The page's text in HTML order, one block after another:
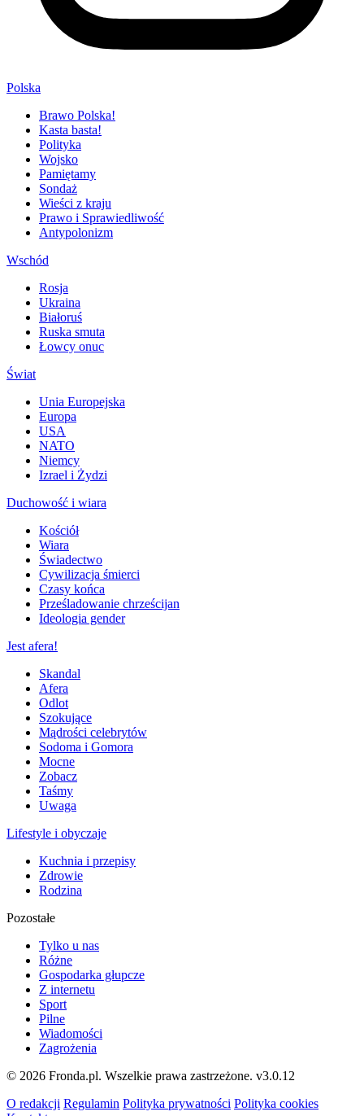
Polska
Brawo Polska!
Kasta basta!
Polityka
Wojsko
Pamiętamy
Sondaż
Wieści z kraju
Prawo i Sprawiedliwość
Antypolonizm
Wschód
Rosja
Ukraina
Białoruś
Ruska smuta
Łowcy onuc
Świat
Unia Europejska
Europa
USA
NATO
Niemcy
Izrael i Żydzi
Duchowość i wiara
Kościół
Wiara
Świadectwo
Cywilizacja śmierci
Czasy końca
Prześladowanie chrześcijan
Ideologia gender
Jest afera!
Skandal
Afera
Odlot
Szokujące
Mądrości celebrytów
Sodoma i Gomora
Mocne
Zobacz
Taśmy
Uwaga
Lifestyle i obyczaje
Kuchnia i przepisy
Zdrowie
Rodzina
Pozostałe
Tylko u nas
Różne
Gospodarka głupcze
Z internetu
Sport
Pilne
Wiadomości
Zagrożenia
© 2026 Fronda.pl. Wszelkie prawa zastrzeżone. v3.0.12
O redakcji Regulamin Polityka prywatności Polityka cookies